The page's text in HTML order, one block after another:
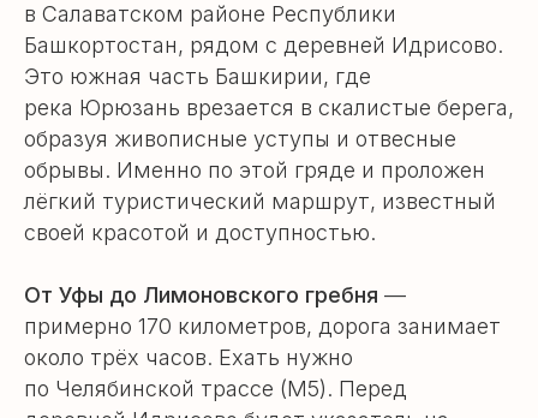
в Салаватском районе Республики
Башкортостан, рядом с деревней Идрисово.
Это южная часть Башкирии, где
река Юрюзань врезается в скалистые берега,
образуя живописные уступы и отвесные
обрывы. Именно по этой гряде и проложен
лёгкий туристический маршрут, известный
своей красотой и доступностью.
От Уфы до Лимоновского гребня —
примерно 170 километров, дорога занимает
около трёх часов. Ехать нужно
по Челябинской трассе (М5). Перед